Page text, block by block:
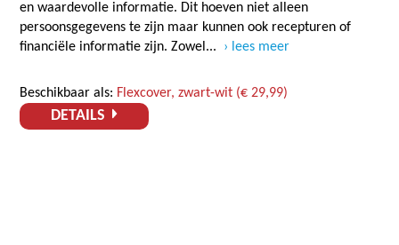
en waardevolle informatie. Dit hoeven niet alleen
persoonsgegevens te zijn maar kunnen ook recepturen of
financiële informatie zijn. Zowel...
lees meer
Beschikbaar als: Flexcover, zwart-wit (€ 29,99)
DETAILS